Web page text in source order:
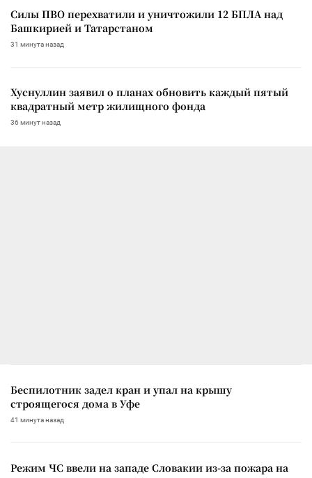
Силы ПВО перехватили и уничтожили 12 БПЛА над
Башкирией и Татарстаном
31 минута назад
Хуснуллин заявил о планах обновить каждый пятый
квадратный метр жилищного фонда
36 минут назад
Беспилотник задел кран и упал на крышу
строящегося дома в Уфе
41 минута назад
Режим ЧС ввели на западе Словакии из-за пожара на